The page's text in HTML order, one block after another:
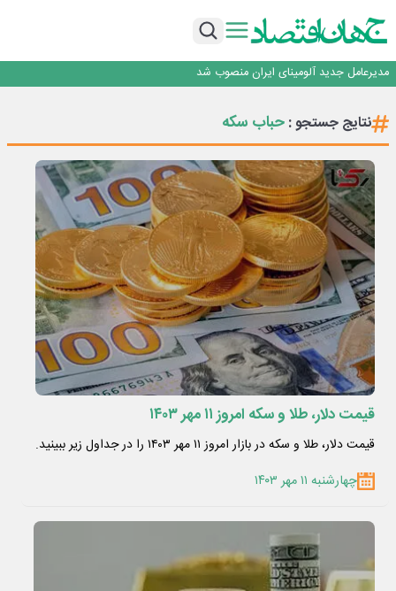
بازگشت فرش ماشینی به اصفهان پس از هفت سال؛ دو نمایشگاه تخصصی در شهر
مدیرعامل جدید آلومینای ایران منصوب شد
رونمایی فولاد غدیر نی ریز از سامانه ی « آقای پولاد»
بازگشت فرش ماشینی به اصفهان پس از هفت سال؛ دو نمایشگاه تخصصی در شهر
نتایج جستجو :حباب سکه
قیمت دلار، طلا و سکه امروز ۱۱ مهر ۱۴۰۳
قیمت دلار، طلا و سکه در بازار امروز ۱۱ مهر ۱۴۰۳ را در جداول زیر ببینید.
چهارشنبه ۱۱ مهر ۱۴۰۳